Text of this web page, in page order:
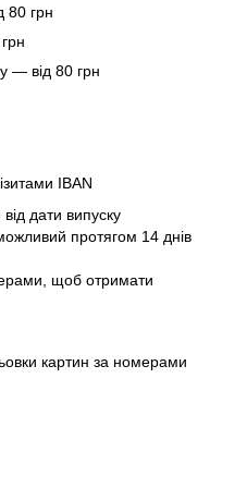
80 грн
— від 80 грн
IBAN
дати випуску
протягом 14 днів
щоб отримати
картин за номерами